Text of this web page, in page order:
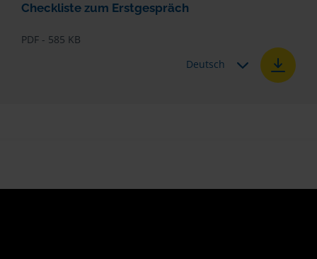
Checkliste zum Erstgespräch
PDF - 585 KB
Deutsch